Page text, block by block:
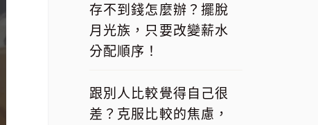
存不到錢怎麼辦？擺脫
月光族，只要改變薪水
分配順序！
跟別人比較覺得自己很
差？克服比較的焦慮，